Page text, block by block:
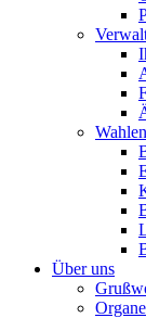
Wahlen
Über uns
Organe